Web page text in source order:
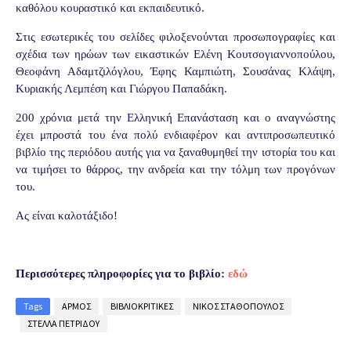
καθόλου κουραστικό και εκπαιδευτικό.
Στις εσωτερικές του σελίδες φιλοξενούνται προσωπογραφίες και
σχέδια των ηρώων των εικαστικών Ελένη Κουτσογιαννοπούλου,
Θεοφάνη Αδαμτζιλόγλου, Έφης Καμπιώτη, Σουσάνας Κλάψη,
Κυριακής Λεμπέση και Γιώργου Παπαδάκη.
200 χρόνια μετά την Ελληνική Επανάσταση και ο αναγνώστης
έχει μπροστά του ένα πολύ ενδιαφέρον και αντιπροσωπευτικό
βιβλίο της περιόδου αυτής για να ξαναθυμηθεί την ιστορία του και
να τιμήσει το θάρρος, την ανδρεία και την τόλμη των προγόνων
του.
Ας είναι καλοτάξιδο!
Περισσότερες πληροφορίες για το βιβλίο: εδώ
Tags ΑΡΜΟΣ ΒΙΒΛΙΟΚΡΙΤΙΚΕΣ
ΝΙΚΟΣ ΣΤΑΘΟΠΟΥΛΟΣ
ΣΤΕΛΛΑ ΠΕΤΡΙΔΟΥ